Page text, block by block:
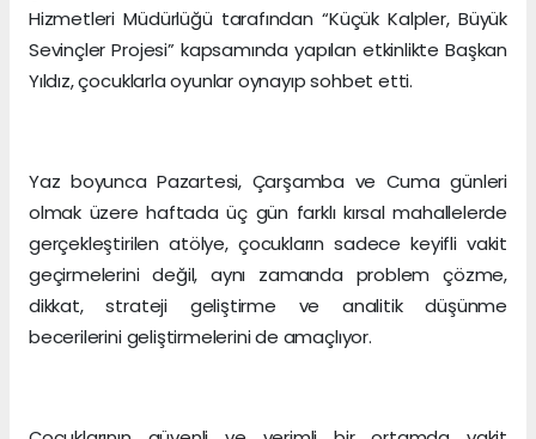
Hizmetleri Müdürlüğü tarafından “Küçük Kalpler, Büyük
Sevinçler Projesi” kapsamında yapılan etkinlikte Başkan
Yıldız, çocuklarla oyunlar oynayıp sohbet etti.
Yaz boyunca Pazartesi, Çarşamba ve Cuma günleri
olmak üzere haftada üç gün farklı kırsal mahallelerde
gerçekleştirilen atölye, çocukların sadece keyifli vakit
geçirmelerini değil, aynı zamanda problem çözme,
dikkat, strateji geliştirme ve analitik düşünme
becerilerini geliştirmelerini de amaçlıyor.